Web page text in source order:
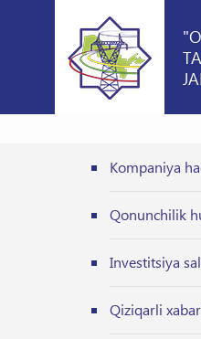
Kompaniya
Qonunchilik
Investitsiya
Qiziqarli